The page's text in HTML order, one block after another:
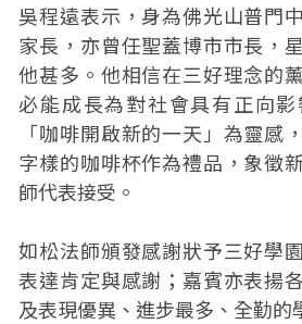
吳程遠表示，身為佛光山普門
家長，亦曾任聖蓋博市市長，
他甚多。他相信在三好理念的
必能成長為對社會具有正向
「咖啡開啟新的一天」為靈感
字樣的咖啡杯作為禮品，象徵
師代表接受。
如松法師頒發感謝狀予三好學
表達肯定與感謝；嘉賓亦表揚
及表現優異、進步最多、全勤的